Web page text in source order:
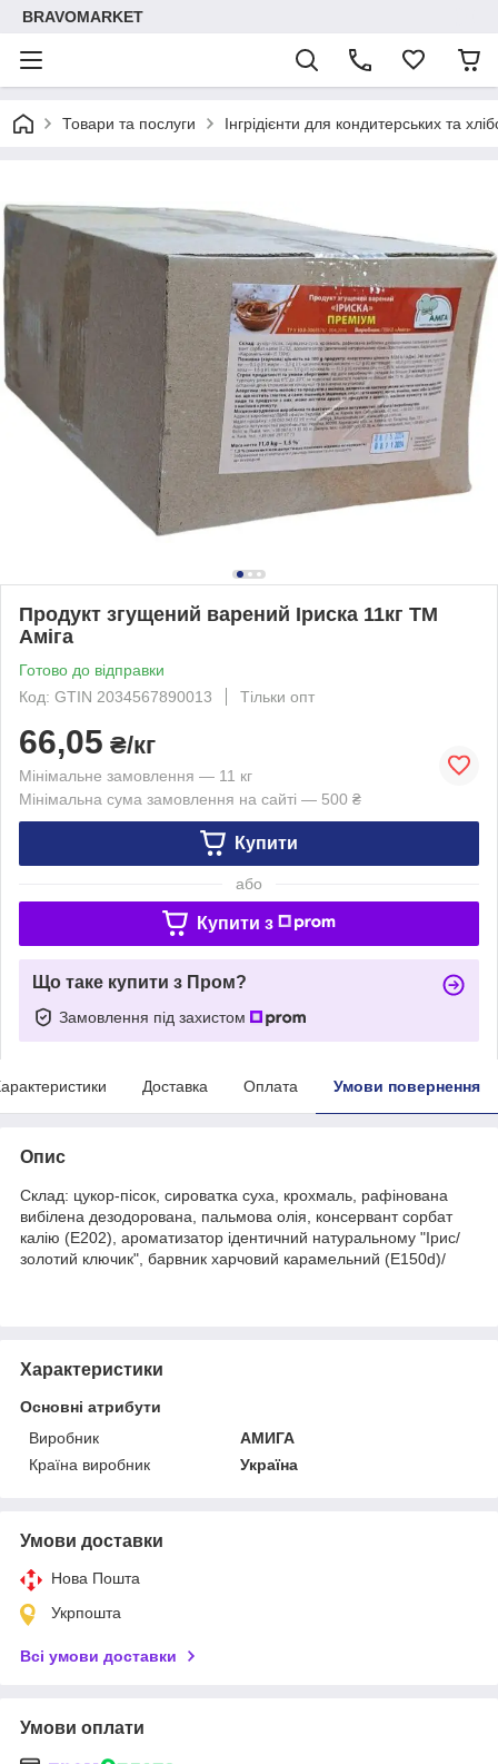
BRAVOMARKET
Товари та послуги Інгрідієнти для кондитерських та
Продукт згущений варений Іриска 11кг ТМ
Аміга
Готово до відправки
Код: GTIN 2034567890013
Тільки опт
66,05 ₴/кг
Мінімальне замовлення — 11 кг
Мінімальна сума замовлення на сайті — 500 ₴
Купити
або
Купити з
Що таке купити з Пром?
Замовлення під захистом
Доставка Оплата Умови повернення
Опис
Склад: цукор-пісок, сироватка суха, крохмаль, рафінована
вибілена дезодорована, пальмова олія, консервант сорбат
калію (Е202), ароматизатор ідентичний натуральному "Ірис/
золотий ключик", барвник харчовий карамельний (Е150d)/
Характеристики
Основні атрибути
Виробник
АМИГА
Країна виробник
Україна
Умови доставки
Нова Пошта
Укрпошта
Всі умови доставки
Умови оплати